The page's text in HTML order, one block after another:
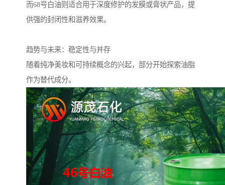
而68号白油则适合用于深度修护的发膜或膏状产品，提
供强的封闭性和滋养效果。
趋势与未来：稳定性与并存
随着纯净美妆和可持续概念的兴起，部分开始探索油脂
作为替代成分。